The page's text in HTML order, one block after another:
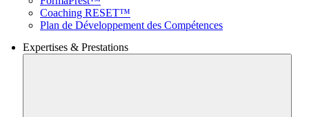
Coaching RESET™
Plan de Développement des Compétences
Expertises & Prestations